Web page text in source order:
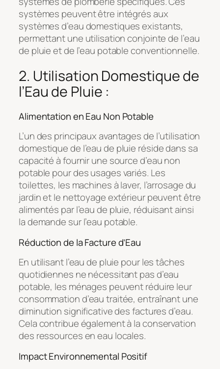
systèmes peuvent être intégrés aux
systèmes d’eau domestiques existants,
permettant une utilisation conjointe de l’eau
de pluie et de l’eau potable conventionnelle.
2. Utilisation Domestique de
l’Eau de Pluie :
Alimentation en Eau Non Potable
L’un des principaux avantages de l’utilisation
domestique de l’eau de pluie réside dans sa
capacité à fournir une source d’eau non
potable pour des usages variés. Les
toilettes, les machines à laver, l’arrosage du
jardin et le nettoyage extérieur peuvent être
alimentés par l’eau de pluie, réduisant ainsi
la demande sur l’eau potable.
Réduction de la Facture d’Eau
En utilisant l’eau de pluie pour les tâches
quotidiennes ne nécessitant pas d’eau
potable, les ménages peuvent réduire leur
consommation d’eau traitée, entraînant une
diminution significative des factures d’eau.
Cela contribue également à la conservation
des ressources en eau locales.
Impact Environnemental Positif